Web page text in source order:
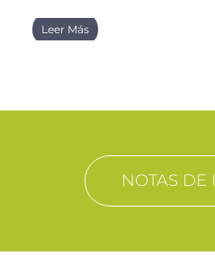
Leer Más
NOTAS DE